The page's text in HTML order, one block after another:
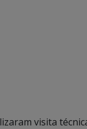
visita